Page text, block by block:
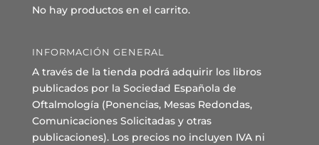
No hay productos en el carrito.
INFORMACIÓN GENERAL
A través de la tienda podrá adquirir los libros
publicados por la Sociedad Española de
Oftalmología (Ponencias, Mesas Redondas,
Comunicaciones Solicitadas y otras
publicaciones). Los precios no incluyen IVA ni